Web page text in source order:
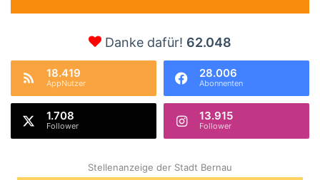
Danke dafür! 62.048
18.419
AppNutzer
28.006
Abonnenten
1.708
Follower
13.915
Follower
Stellenanzeige der Stadt Bernau